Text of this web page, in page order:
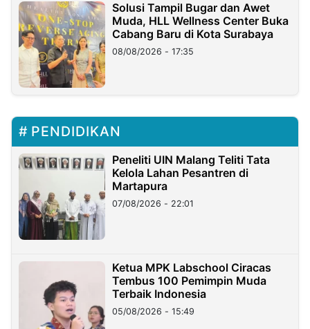
Solusi Tampil Bugar dan Awet
Muda, HLL Wellness Center Buka
Cabang Baru di Kota Surabaya
08/08/2026 - 17:35
PENDIDIKAN
Peneliti UIN Malang Teliti Tata
Kelola Lahan Pesantren di
Martapura
07/08/2026 - 22:01
Ketua MPK Labschool Ciracas
Tembus 100 Pemimpin Muda
Terbaik Indonesia
05/08/2026 - 15:49